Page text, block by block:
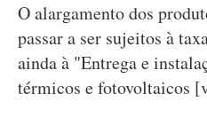
O alargamento dos
passar a ser sujeitos à
ainda à "Entrega e
térmicos e fotovoltaicos